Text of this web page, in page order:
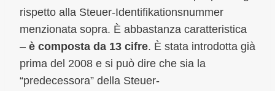
rispetto alla Steuer-Identifikationsnummer
menzionata sopra. È abbastanza caratteristica
– è composta da 13 cifre. È stata introdotta già
prima del 2008 e si può dire che sia la
“predecessora” della Steuer-